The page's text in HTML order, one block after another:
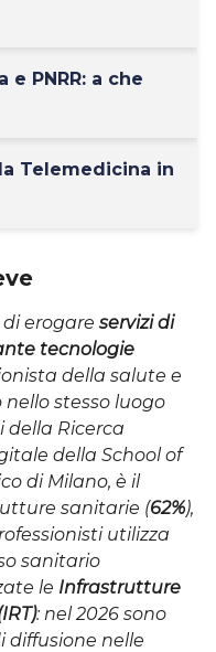
PNRR: a che
Telemedicina in
erogare servizi di
tecnologie
della salute e
stesso luogo
della Ricerca
della School of
di Milano, è il
sanitarie (62%),
utilizza
sanitario
le Infrastrutture
: nel 2026 sono
diffusione nelle